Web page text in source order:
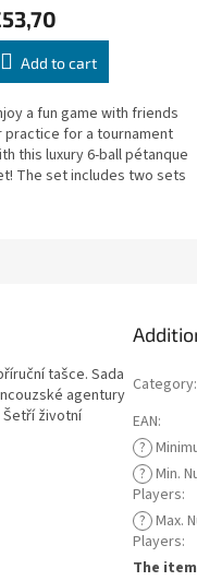
Add to cart
a fun game with friends
practice for a tournament
this luxury 6-ball pétanque
The set includes two sets
tašce. Sada
agentury
Šetří životní
Category:
EAN:
?
? Min.
Players:
? Max.
Players:
The